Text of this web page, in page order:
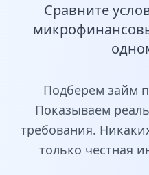
Сравните
Подберём займ
Показываем
требования.
только честная